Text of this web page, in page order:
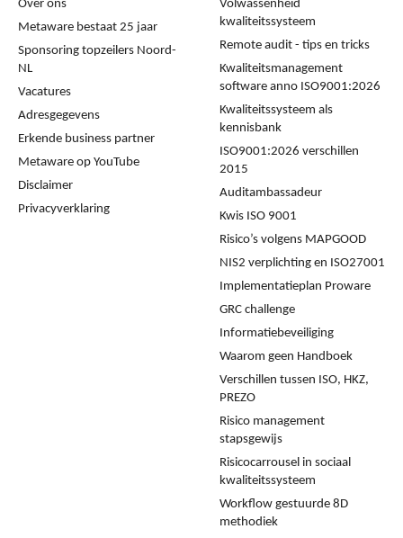
Over ons
Metaware bestaat 25 jaar
Sponsoring topzeilers Noord-
NL
Vacatures
Adresgegevens
Erkende business partner
Metaware op YouTube
Disclaimer
Privacyverklaring
Volwassenheid
kwaliteitssysteem
Remote audit - tips en tricks
Kwaliteitsmanagement
software anno ISO9001:2026
Kwaliteitssysteem als
kennisbank
ISO9001:2026 verschillen
2015
Auditambassadeur
Kwis ISO 9001
Risico’s volgens MAPGOOD
NIS2 verplichting en ISO27001
Implementatieplan Proware
GRC challenge
Informatiebeveiliging
Waarom geen Handboek
Verschillen tussen ISO, HKZ,
PREZO
Risico management
stapsgewijs
Risicocarrousel in sociaal
kwaliteitssysteem
Workflow gestuurde 8D
methodiek